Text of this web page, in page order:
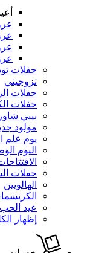
حفلات
تزوجيني
حفلات
حفلات
بيبي شاور
مولود
يوم علم
اليوم
حفلات
الهالويين
عيد الحب
إظهار